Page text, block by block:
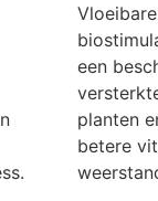
een
planten
betere